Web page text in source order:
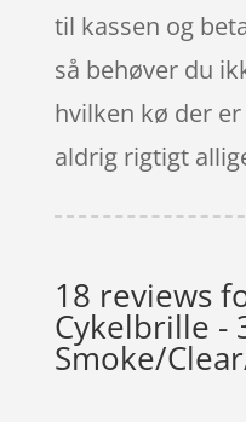
til kassen og
så behøver du
hvilken kø der
aldrig rigtigt
18 reviews
Cykelbrille -
Smoke/